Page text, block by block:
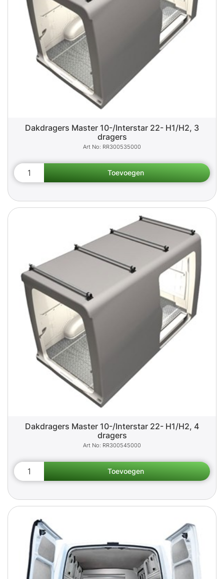
Dakdragers Master 10-/Interstar 22- H1/H2, 3
dragers
RR300535000
Dakdragers Master 10-/Interstar 22- H1/H2, 4
dragers
RR300545000